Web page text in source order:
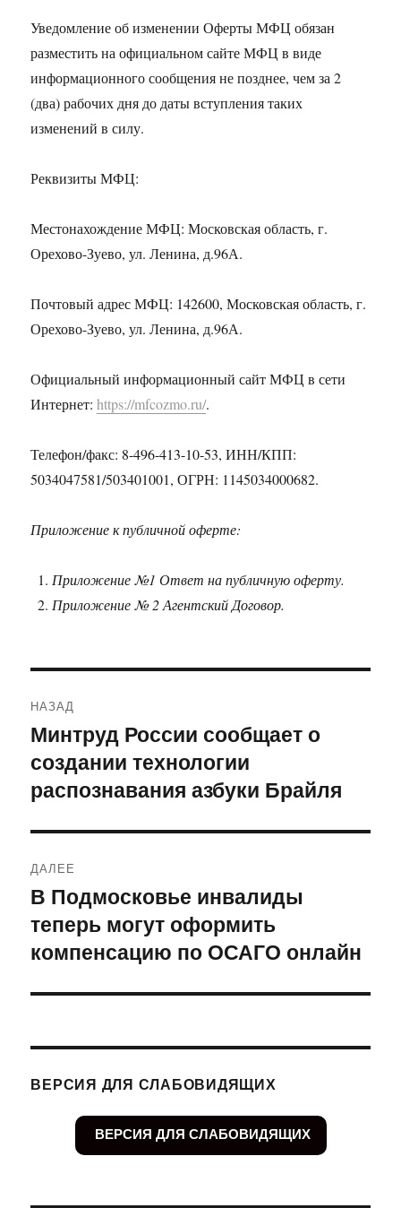
Уведомление об изменении Оферты МФЦ обязан
разместить на официальном сайте МФЦ в виде
информационного сообщения не позднее, чем за 2
(два) рабочих дня до даты вступления таких
изменений в силу.
Реквизиты МФЦ:
Местонахождение МФЦ: Московская область, г.
Орехово-Зуево, ул. Ленина, д.96А.
Почтовый адрес МФЦ: 142600, Московская область, г.
Орехово-Зуево, ул. Ленина, д.96А.
Официальный информационный сайт МФЦ в сети
Интернет:https://mfcozmo.ru/.
Телефон/факс: 8-496-413-10-53, ИНН/КПП:
5034047581/503401001, ОГРН: 1145034000682.
Приложение к публичной оферте:
Приложение №1 Ответ на публичную оферту.
Приложение № 2 Агентский Договор.
по
записям
НАЗАД
Предыдущая
запись:
Минтруд России сообщает о
создании технологии
распознавания азбуки Брайля
ДАЛЕЕ
Следующая
запись:
В Подмосковье инвалиды
теперь могут оформить
компенсацию по ОСАГО онлайн
ВЕРСИЯ ДЛЯ СЛАБОВИДЯЩИХ
ВЕРСИЯ ДЛЯ СЛАБОВИДЯЩИХ